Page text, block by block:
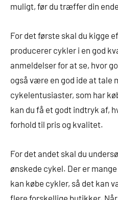
muligt, før du træffer din
For det første skal du kigge
producerer cykler i en god
anmeldelser for at se, hvor
også være en god ide at tale
cykelentusiaster, som har
kan du få et godt indtryk af,
forhold til pris og kvalitet.
For det andet skal du
ønskede cykel. Der er
kan købe cykler, så det kan
flere forskellige butikker.